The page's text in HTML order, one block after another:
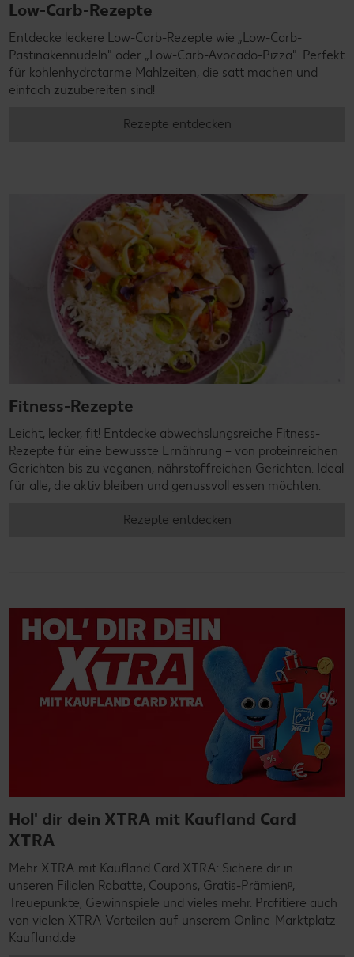
Low-Carb-Rezepte
Entdecke leckere Low-Carb-Rezepte wie „Low-Carb-
Pastinakennudeln" oder „Low-Carb-Avocado-Pizza". Perfekt
für kohlenhydratarme Mahlzeiten, die satt machen und
einfach zuzubereiten sind!
Rezepte entdecken
Fitness-Rezepte
Leicht, lecker, fit! Entdecke abwechslungsreiche Fitness-
Rezepte für eine bewusste Ernährung – von proteinreichen
Gerichten bis zu veganen, nährstoffreichen Gerichten. Ideal
für alle, die aktiv bleiben und genussvoll essen möchten.
Rezepte entdecken
Hol' dir dein XTRA mit Kaufland Card
XTRA
Mehr XTRA mit Kaufland Card XTRA: Sichere dir in
unseren Filialen Rabatte, Coupons, Gratis-Prämienᵖ,
Treuepunkte, Gewinnspiele und vieles mehr. Profitiere auch
von vielen XTRA Vorteilen auf unserem Online-Marktplatz
Kaufland.de